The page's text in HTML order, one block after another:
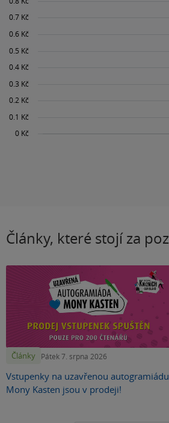
Články, které stojí za
Články Pátek 7. srpna 2026
Vstupenky na uzavřenou autogramiádu
Mony Kasten jsou v prodeji!